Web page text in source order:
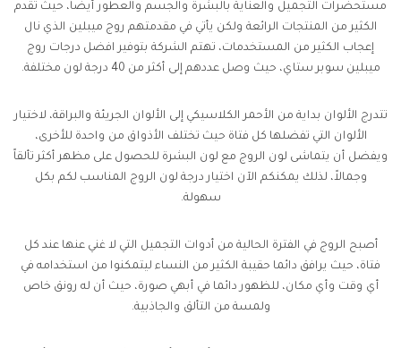
مستحضرات التجميل والعناية بالبشرة والجسم والعطور أيضاً، حيث تقدم
الكثير من المنتجات الرائعة ولكن يأتي في مقدمتهم روج ميبلين الذي نال
إعجاب الكثير من المستخدمات، تهتم الشركة بتوفير افضل درجات روج
ميبلين سوبر ستاي، حيث وصل عددهم إلى أكثر من 40 درجة لون مختلفة.
تتدرج الألوان بداية من الأحمر الكلاسيكي إلى الألوان الجريئة والبراقة، لاختيار
الألوان التي تفضلها كل فتاة حيث تختلف الأذواق من واحدة للأخرى،
ويفضل أن يتماشى لون الروج مع لون البشرة للحصول على مظهر أكثر تألقاً
وجمالاً، لذلك يمكنكم الآن اختيار درجة لون الروج المناسب لكم بكل
سهولة.
أصبح الروج في الفترة الحالية من أدوات التجميل التي لا غني عنها عند كل
فتاة، حيث يرافق دائما حقيبة الكثير من النساء ليتمكنوا من استخدامه في
أي وقت وأي مكان، للظهور دائما في أبهي صورة، حيث أن له رونق خاص
ولمسة من التألق والجاذبية.